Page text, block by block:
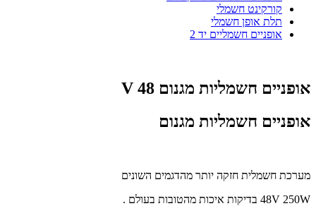
קורקינט חשמלי
תלת אופן חשמלי
אופניים חשמליים יד 2
אופניים חשמליות מגנום 48 V
אופניים חשמליות מגנום
מערכת חשמלית חזקה יותר מהדגמים השונים
48V 250W בדיקות איכות מהטובות בעולם .